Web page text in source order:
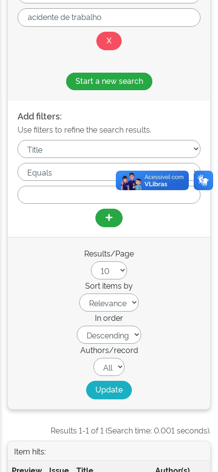
Start a new search
Add filters:
Use filters to refine the search results.
Results/Page
Sort items by
In order
Authors/record
Results 1-1 of 1 (Search time: 0.001 seconds).
Item hits: